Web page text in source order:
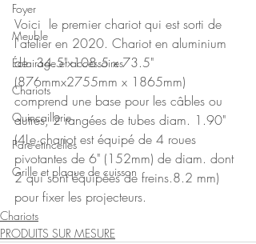
Foyer
Meuble
Éclairage et accessoires
Chariots
Quincaillerie
Pare-étincelles
Grille et plaque de cuisson
Voici  le premier chariot qui est sorti de
l'atelier en 2020. Chariot en aluminium
de  34.5"x108.5 x 73.5"
(876mmx2755mm x 1865mm)
comprend une base pour les câbles ou
autres, 2 rangées de tubes diam. 1.90"
(4Le chariot est équipé de 4 roues
pivotantes de 6" (152mm) de diam. dont
2 qui sont équipées de freins.8.2 mm)
pour fixer les projecteurs.
Chariots
PRODUITS SUR MESURE